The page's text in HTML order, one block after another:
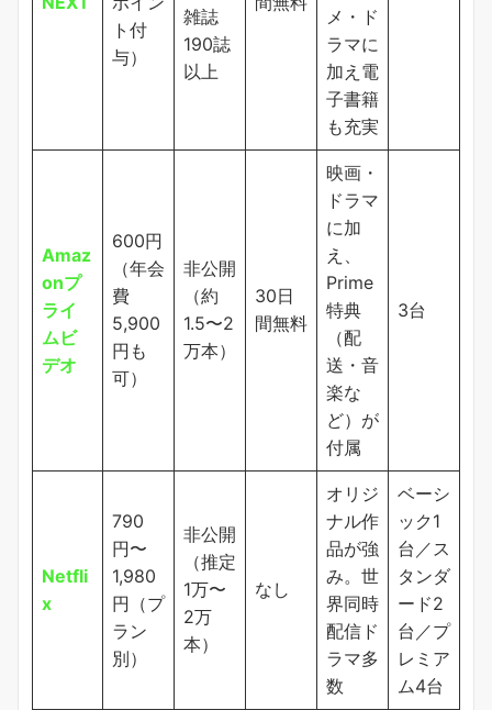
ト付
与）
雑誌
190誌
以上
メ・ド
ラマに
加え電
子書籍
も充実
Amaz
onプ
ライ
ムビ
デオ
600円
（年会
費
5,900
円も
可）
非公開
（約
1.5〜2
万本）
30日
間無料
映画・
ドラマ
に加
え、
Prime
特典
（配
送・音
楽な
ど）が
付属
3台
Netfli
x
790
円〜
1,980
円（プ
ラン
別）
非公開
（推定
1万〜
2万
本）
なし
オリジ
ナル作
品が強
み。世
界同時
配信ド
ラマ多
数
ベーシ
ック1
台／ス
タンダ
ード2
台／プ
レミア
ム4台